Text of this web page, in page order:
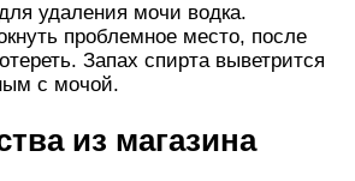
удаления мочи водка.
проблемное место, после
Запах спирта выветрится
с мочой.
из магазина